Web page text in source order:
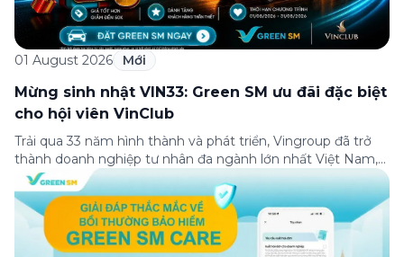
01 August 2026 Mới
Mừng sinh nhật VIN33: Green SM ưu đãi đặc biệt
cho hội viên VinClub
Trải qua 33 năm hình thành và phát triển, Vingroup đã trở
thành doanh nghiệp tư nhân đa ngành lớn nhất Việt Nam,
lọt Top 30 doanh nghiệp lớn nhất Đông Nam Á theo bảng
xếp hạng của Tạp chí Fortune (Mỹ). Nhân kỷ niệm 33 năm
thành lập (8/8/1993 đến 8/8/2026), Green SM trân […]